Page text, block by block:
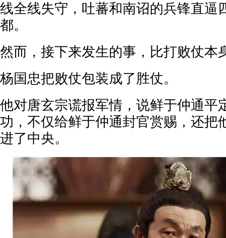
线全线失守，吐蕃和南诏的兵锋直逼
都。
然而，接下来发生的事，比打败仗本
杨国忠把败仗包装成了胜仗。
他对唐玄宗谎报军情，说鲜于仲通平
功，不仅给鲜于仲通封官赏赐，还把
进了中央。